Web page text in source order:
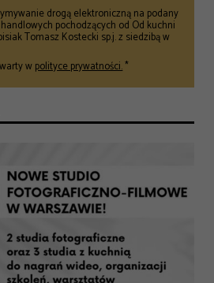
drogą elektroniczną na podany
pochodzących od Od kuchni
Tomasz Kostecki sp.j. z siedzibą w
wpolityce prywatności.*